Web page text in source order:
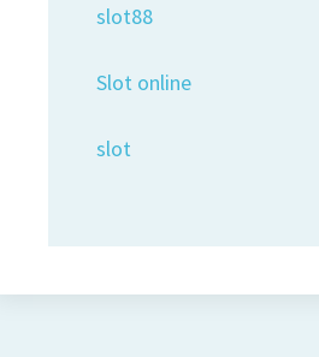
slot88
Slot online
slot